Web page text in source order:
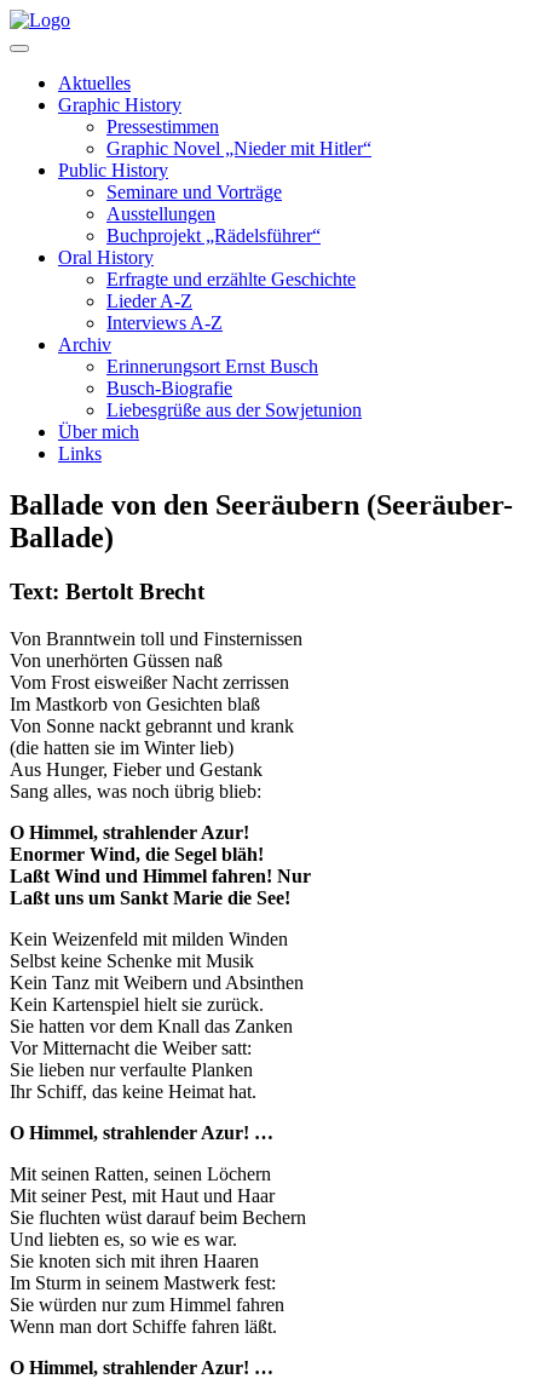
Aktuelles
Graphic History
Pressestimmen
Graphic Novel „Nieder mit Hitler“
Public History
Seminare und Vorträge
Ausstellungen
Buchprojekt „Rädelsführer“
Oral History
Erfragte und erzählte Geschichte
Lieder A-Z
Interviews A-Z
Archiv
Erinnerungsort Ernst Busch
Busch-Biografie
Liebesgrüße aus der Sowjetunion
Über mich
Links
Ballade von den Seeräubern (Seeräuber-
Ballade)
Text: Bertolt Brecht
Von Branntwein toll und Finsternissen
Von unerhörten Güssen naß
Vom Frost eisweißer Nacht zerrissen
Im Mastkorb von Gesichten blaß
Von Sonne nackt gebrannt und krank
(die hatten sie im Winter lieb)
Aus Hunger, Fieber und Gestank
Sang alles, was noch übrig blieb:
O Himmel, strahlender Azur!
Enormer Wind, die Segel bläh!
Laßt Wind und Himmel fahren! Nur
Laßt uns um Sankt Marie die See!
Kein Weizenfeld mit milden Winden
Selbst keine Schenke mit Musik
Kein Tanz mit Weibern und Absinthen
Kein Kartenspiel hielt sie zurück.
Sie hatten vor dem Knall das Zanken
Vor Mitternacht die Weiber satt:
Sie lieben nur verfaulte Planken
Ihr Schiff, das keine Heimat hat.
O Himmel, strahlender Azur! …
Mit seinen Ratten, seinen Löchern
Mit seiner Pest, mit Haut und Haar
Sie fluchten wüst darauf beim Bechern
Und liebten es, so wie es war.
Sie knoten sich mit ihren Haaren
Im Sturm in seinem Mastwerk fest:
Sie würden nur zum Himmel fahren
Wenn man dort Schiffe fahren läßt.
O Himmel, strahlender Azur! …